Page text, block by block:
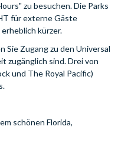
zu besuchen. Die Parks
für externe Gäste
kürzer.
Sie Zugang zu den Universal
zugänglich sind. Drei von
und The Royal Pacific)
schönen Florida,